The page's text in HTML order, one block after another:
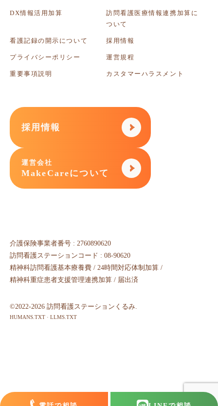
DX情報活用加算
訪問看護医療情報連携加算に
ついて
看護記録の開示について 採用情報
プライバシーポリシー 運営規程
重要事項説明 カスタマーハラスメント
採用情報
運営会社
MakeCareについて
介護保険事業者番号 : 2760890620
訪問看護ステーションコード : 08-90620
精神科訪問看護基本療養費 / 24時間対応体制加算 /
精神科重症患者支援管理連携加算 / 届出済
©2022-2026 訪問看護ステーションくるみ.
HUMANS.TXT · LLMS.TXT